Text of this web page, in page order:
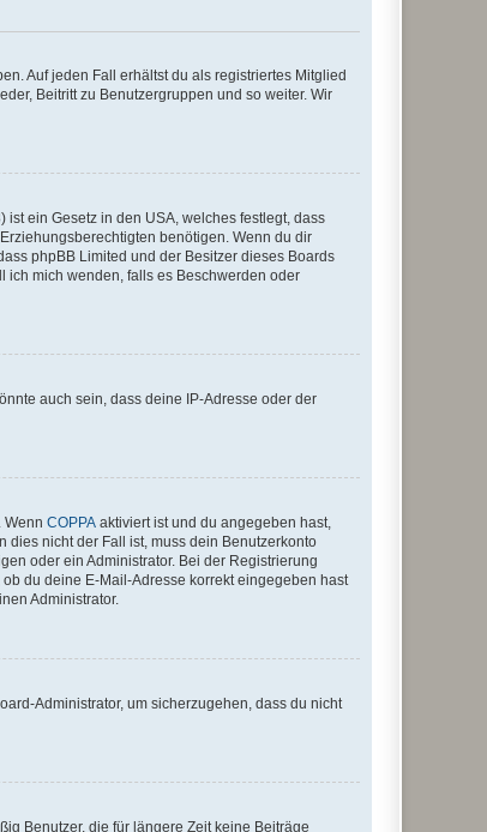
Auf jeden Fall erhältst du als registriertes Mitglied
Beitritt zu Benutzergruppen und so weiter. Wir
ist ein Gesetz in den USA, welches festlegt, dass
benötigen. Wenn du dir
phpBB Limited und der Besitzer dieses Boards
ich mich wenden, falls es Beschwerden oder
auch sein, dass deine IP-Adresse oder der
Wenn COPPA aktiviert ist und du angegeben hast,
dies nicht der Fall ist, muss dein Benutzerkonto
oder ein Administrator. Bei der Registrierung
du deine E-Mail-Adresse korrekt eingegeben hast
Administrator.
Administrator, um sicherzugehen, dass du nicht
Benutzer, die für längere Zeit keine Beiträge